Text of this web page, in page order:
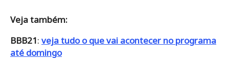
Veja também:
BBB21: veja tudo o que vai acontecer no programa
até domingo